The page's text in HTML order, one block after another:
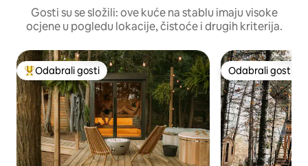
Gosti su se složili: ove kuće na stablu imaju visoke
ocjene u pogledu lokacije, čistoće i drugih kriterija.
Među najviše rangiranima s oznakom „Odabrali gosti”
Odabrali gosti Odabrali gosti
Odabrali gosti